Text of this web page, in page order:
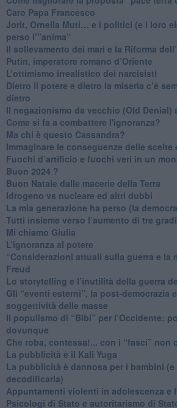
Caro Papa Francesco
​Jorit, Ornella Muti… e i politici (e i loro
perso l’”anima”
​Il sollevamento dei mari e la Riforma
Putin, imperatore romano d’Oriente
​L’ottimismo irrealistico dei narcisisti
​Dietro il potere e dietro la miseria c’è
dietro
Il negazionismo da vecchio (Old Denial)
Come si fa a combattere l'ignoranza?
Ma chi è questo Cassandra?
Immaginare le conseguenze delle scelte
​Fuochi d’artificio e fuochi veri in un
Buon 2024 ?
​Buon Natale dalle macerie della Terra
​Idrogeno vs nucleare ed altri dubbi
​La mia generazione ha perso (la
​Tutti insieme verso l’aumento di tre gradi
Mi chiamo Giulia
L’ignoranza al potere
​“Considerazioni attuali sulla guerra e la
Freud
​Lo storytelling e l’inutilità della guerra
​Gli “eventi esterni”, la post-democrazia
soggettività delle masse
​Il populismo di “Bibi” per l’Occidente:
dovunque
​Che roba, contessa!... con i “fasci” non
La pubblicità e il Kali Yuga
​La pubblicità è dannosa per i bambini
decodificarla)
​Appuntamenti violenti in adolescenza e
​Psicologi di Stato e autoritarismo di